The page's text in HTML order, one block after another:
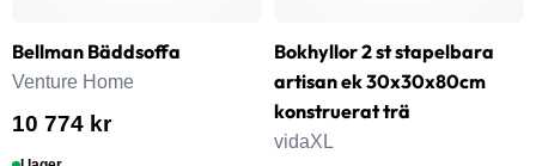
Bellman Bäddsoffa
Venture Home
10 774 kr
Bokhyllor 2 st stapelbara
artisan ek 30x30x80cm
konstruerat trä
vidaXL